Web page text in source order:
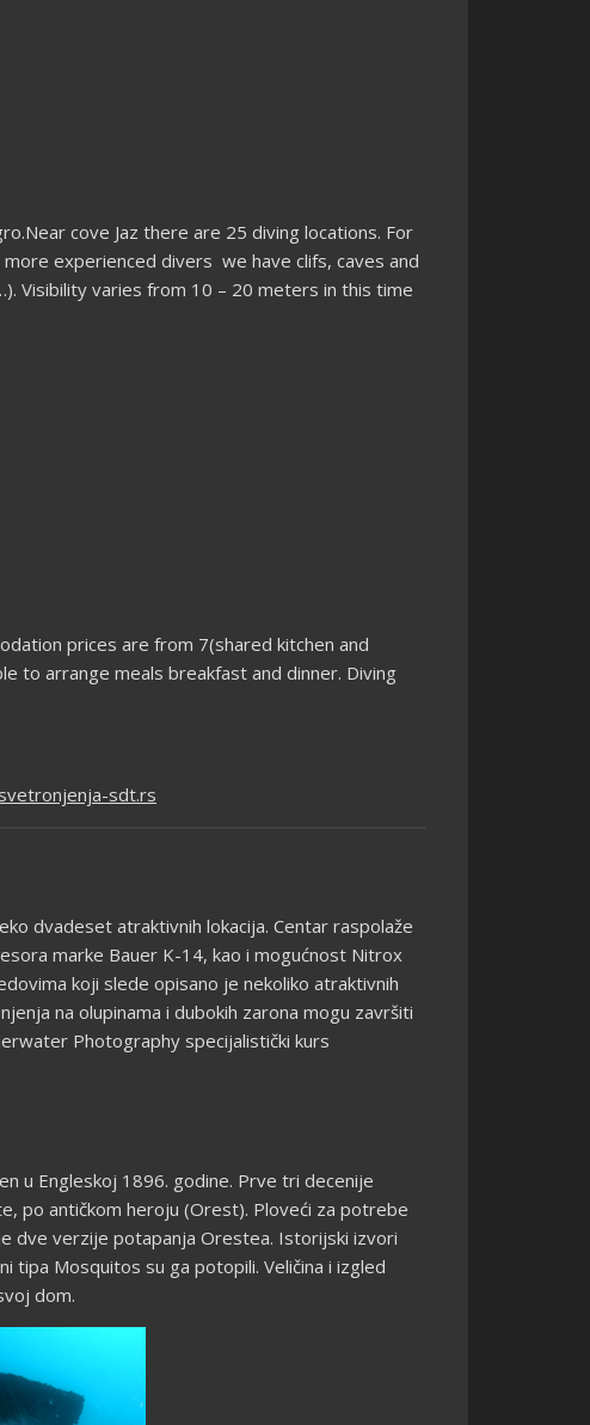
cove Jaz there are 25 diving locations. For
experienced divers we have clifs, caves and
Visibility varies from 10 – 20 meters in this time
prices are from 7(shared kitchen and
to arrange meals breakfast and dinner. Diving
sdt.rs
dvadeset atraktivnih lokacija. Centar raspolaže
marke Bauer K-14, kao i mogućnost Nitrox
koji slede opisano je nekoliko atraktivnih
na olupinama i dubokih zarona mogu završiti
Photography specijalistički kurs
u Engleskoj 1896. godine. Prve tri decenije
po antičkom heroju (Orest). Ploveći za potrebe
dve verzije potapanja Orestea. Istorijski izvori
tipa Mosquitos su ga potopili. Veličina i izgled
dom.